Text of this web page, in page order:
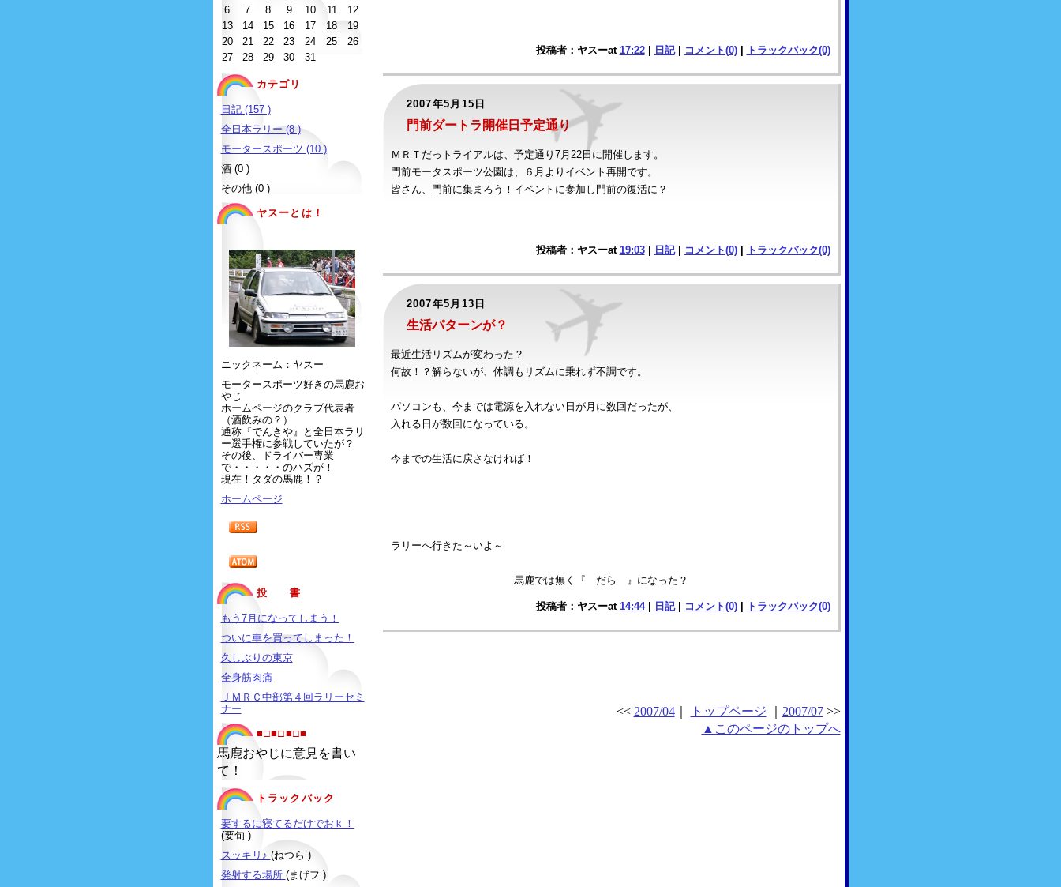
6
7 8 9 10 11
12
13
14 15 16 17 18
19
20
21 22 23 24 25
26
27
28 29 30 31
カテゴリ
日記 (157 )
全日本ラリー (8 )
モータースポーツ (10 )
酒 (0 )
その他 (0 )
ヤスーとは！
ニックネーム：ヤスー
モータースポーツ好きの馬鹿お
やじ
ホームページのクラブ代表者
（酒飲みの？）
通称『でんきや』と全日本ラリ
ー選手権に参戦していたが？
その後、ドライバー専業
で・・・・・のハズが！
現在！タダの馬鹿！？
ホームページ
投 書
もう7月になってしまう！
ついに車を買ってしまった！
久しぶりの東京
全身筋肉痛
ＪＭＲＣ中部第４回ラリーセミ
ナー
■□■□■□■
馬鹿おやじに意見を書い
て！
トラックバック
要するに寝てるだけでおｋ！
(要旬 )
スッキリ♪ (ねつら )
発射する場所 (まげフ )
投稿者：ヤスーat 17:22| 日記| コメント(0)| トラックバック(0)
2007年5月15日
門前ダートラ開催日予定通り
ＭＲＴだっトライアルは、予定通り7月22日に開催します。
門前モータスポーツ公園は、６月よりイベント再開です。
皆さん、門前に集まろう！イベントに参加し門前の復活に？
投稿者：ヤスーat 19:03| 日記| コメント(0)| トラックバック(0)
2007年5月13日
生活パターンが？
最近生活リズムが変わった？
何故！？解らないが、体調もリズムに乗れず不調です。
パソコンも、今までは電源を入れない日が月に数回だったが、
入れる日が数回になっている。
今までの生活に戻さなければ！
ラリーへ行きた～いよ～
馬鹿では無く『 だら 』になった？
投稿者：ヤスーat 14:44| 日記| コメント(0)| トラックバック(0)
<< 2007/04｜ トップページ 2007/07>>
▲このページのトップへ